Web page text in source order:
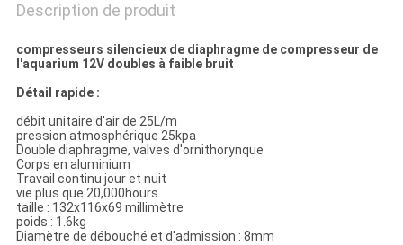
Description de produit
compresseurs silencieux de diaphragme de compresseur de
l'aquarium 12V doubles à faible bruit
Détail rapide :
débit unitaire d'air de 25L/m
pression atmosphérique 25kpa
Double diaphragme, valves d'ornithorynque
Corps en aluminium
Travail continu jour et nuit
vie plus que 20,000hours
taille : 132x116x69 millimètre
poids : 1.6kg
Diamètre de débouché et d'admission : 8mm